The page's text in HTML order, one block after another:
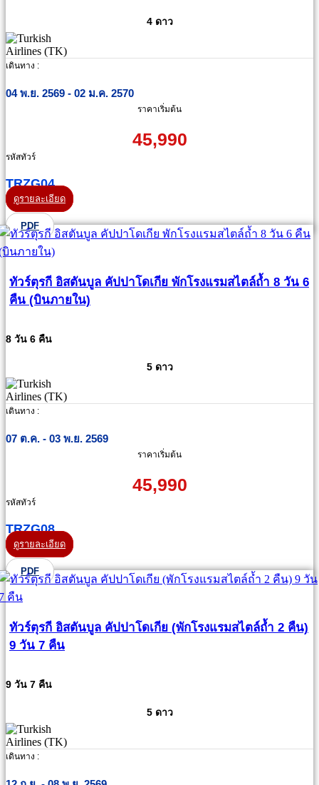
4 ดาว
เดินทาง :
04 พ.ย. 2569 - 02 ม.ค. 2570
ราคาเริ่มต้น
45,990
รหัสทัวร์
TRZG04
ดูรายละเอียด
PDF
ทัวร์ตุรกี อิสตันบูล คัปปาโดเกีย พักโรงแรมสไตล์ถ้ำ 8 วัน 6
คืน (บินภายใน)
8 วัน 6 คืน
5 ดาว
เดินทาง :
07 ต.ค. - 03 พ.ย. 2569
ราคาเริ่มต้น
45,990
รหัสทัวร์
TRZG08
ดูรายละเอียด
PDF
ทัวร์ตุรกี อิสตันบูล คัปปาโดเกีย (พักโรงแรมสไตล์ถ้ำ 2 คืน)
9 วัน 7 คืน
9 วัน 7 คืน
5 ดาว
เดินทาง :